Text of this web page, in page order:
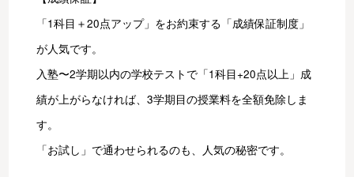
「1科目＋20点アップ」をお約束する「成績保証制度」
が人気です。
入塾〜2学期以内の学校テストで「1科目+20点以上」成
績が上がらなければ、3学期目の授業料を全額免除しま
す。
「お試し」で通わせられるのも、人気の秘密です。